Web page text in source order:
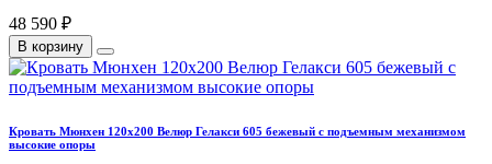
48 590 ₽
В корзину
Кровать Мюнхен 120х200 Велюр Гелакси 605 бежевый с подъемным механизмом
высокие опоры